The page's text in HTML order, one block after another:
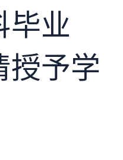
毕业
授予学